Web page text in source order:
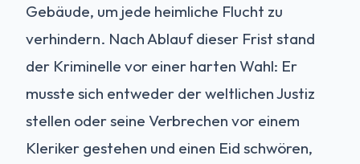
Gebäude, um jede heimliche Flucht zu
verhindern. Nach Ablauf dieser Frist stand
der Kriminelle vor einer harten Wahl: Er
musste sich entweder der weltlichen Justiz
stellen oder seine Verbrechen vor einem
Kleriker gestehen und einen Eid schwören,